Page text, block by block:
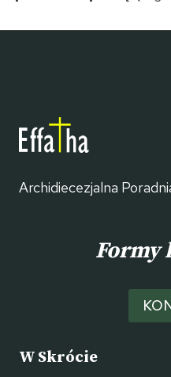
Archidiecezjalna
Formy
W Skrócie